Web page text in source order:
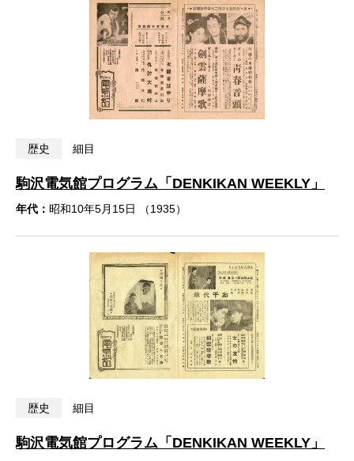
歴史 細目
駒沢電気館プログラム「DENKIKAN WEEKLY」
年代： 昭和10年5月15日 （1935）
歴史 細目
駒沢電気館プログラム「DENKIKAN WEEKLY」